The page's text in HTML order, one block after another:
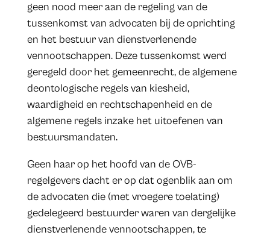
geen nood meer aan de regeling van de
tussenkomst van advocaten bij de oprichting
en het bestuur van dienstverlenende
vennootschappen. Deze tussenkomst werd
geregeld door het gemeenrecht, de algemene
deontologische regels van kiesheid,
waardigheid en rechtschapenheid en de
algemene regels inzake het uitoefenen van
bestuursmandaten.
Geen haar op het hoofd van de OVB-
regelgevers dacht er op dat ogenblik aan om
de advocaten die (met vroegere toelating)
gedelegeerd bestuurder waren van dergelijke
dienstverlenende vennootschappen, te